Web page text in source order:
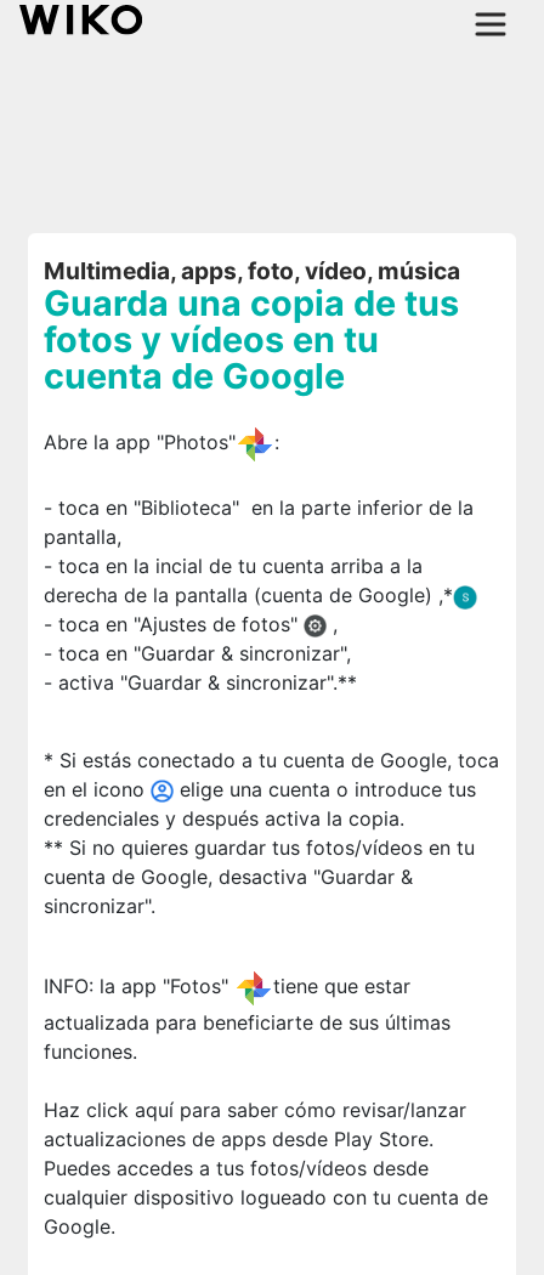
Multimedia, apps, foto, vídeo, música
Guarda una copia de tus
fotos y vídeos en tu
cuenta de Google
Abre la app "Photos" :
- toca en "Biblioteca" en la parte inferior de la
pantalla,
- toca en la incial de tu cuenta arriba a la
derecha de la pantalla (cuenta de Google) ,*
- toca en "Ajustes de fotos"
,
- toca en "Guardar & sincronizar",
- activa "Guardar & sincronizar".**
* Si estás conectado a tu cuenta de Google, toca
en el icono
elige una cuenta o introduce tus
credenciales y después activa la copia.
** Si no quieres guardar tus fotos/vídeos en tu
cuenta de Google, desactiva "Guardar &
sincronizar".
INFO: la app "Fotos"
tiene que estar
actualizada para beneficiarte de sus últimas
funciones.
Haz click aquí para saber cómo revisar/lanzar
actualizaciones de apps desde Play Store.
Puedes accedes a tus fotos/vídeos desde
cualquier dispositivo logueado con tu cuenta de
Google.